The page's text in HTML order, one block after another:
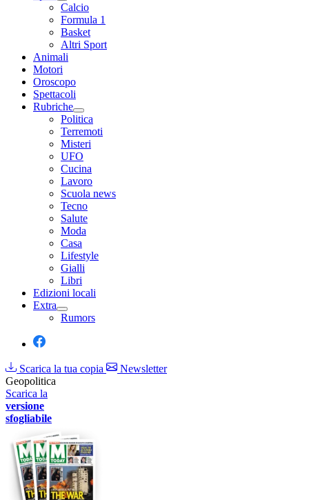
Calcio
Formula 1
Basket
Altri Sport
Animali
Motori
Oroscopo
Spettacoli
Rubriche
Politica
Terremoti
Misteri
UFO
Cucina
Lavoro
Scuola news
Tecno
Salute
Moda
Casa
Lifestyle
Gialli
Libri
Edizioni locali
Extra
Rumors
Scarica la tua copia
Newsletter
Geopolitica
Scarica la
versione
sfogliabile